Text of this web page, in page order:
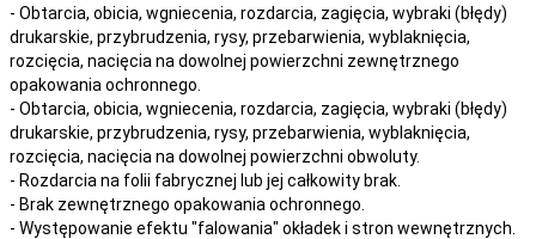
- Obtarcia, obicia, wgniecenia, rozdarcia, zagięcia, wybraki (błędy)
drukarskie, przybrudzenia, rysy, przebarwienia, wyblaknięcia,
rozcięcia, nacięcia na dowolnej powierzchni zewnętrznego
opakowania ochronnego.
- Obtarcia, obicia, wgniecenia, rozdarcia, zagięcia, wybraki (błędy)
drukarskie, przybrudzenia, rysy, przebarwienia, wyblaknięcia,
rozcięcia, nacięcia na dowolnej powierzchni obwoluty.
- Rozdarcia na folii fabrycznej lub jej całkowity brak.
- Brak zewnętrznego opakowania ochronnego.
- Występowanie efektu "falowania" okładek i stron wewnętrznych.